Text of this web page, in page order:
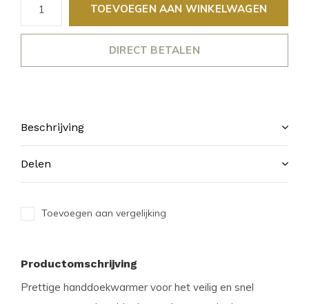
TOEVOEGEN AAN WINKELWAGEN
DIRECT BETALEN
Beschrijving
Delen
Toevoegen aan vergelijking
Productomschrijving
Prettige handdoekwarmer voor het veilig en snel